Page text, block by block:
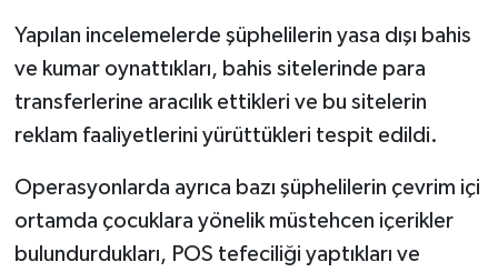
Yapılan incelemelerde şüphelilerin yasa dışı bahis
ve kumar oynattıkları, bahis sitelerinde para
transferlerine aracılık ettikleri ve bu sitelerin
reklam faaliyetlerini yürüttükleri tespit edildi.
Operasyonlarda ayrıca bazı şüphelilerin çevrim içi
ortamda çocuklara yönelik müstehcen içerikler
bulundurdukları, POS tefeciliği yaptıkları ve